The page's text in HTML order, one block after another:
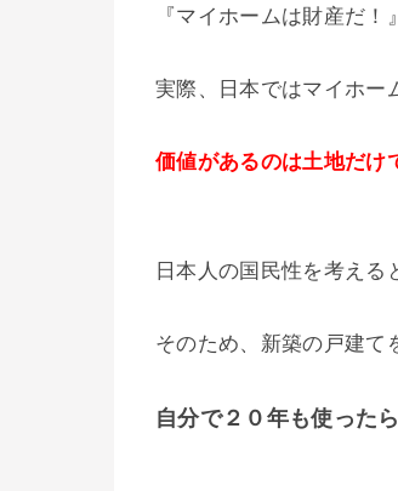
『マイホームは財産だ
実際、日本ではマイホー
価値があるのは土地だけ
日本人の国民性を考える
そのため、新築の戸建て
自分で２０年も使った